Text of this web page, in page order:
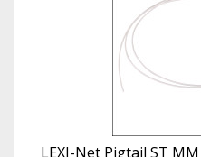
LEXI-Net Pigtail ST